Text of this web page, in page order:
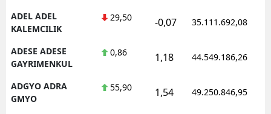
ADEL ADEL
KALEMCILIK
29,50 -0,07 35.111.692,08
ADESE ADESE
GAYRIMENKUL
0,86 1,18 44.549.186,26
ADGYO ADRA
GMYO
55,90 1,54 49.250.846,95